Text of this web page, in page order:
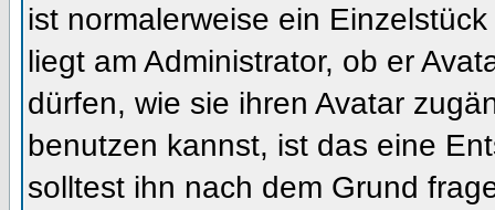
ist normalerweise ein
liegt am Administrator, ob er
dürfen, wie sie ihren Avatar
benutzen kannst, ist das eine
solltest ihn nach dem Grund